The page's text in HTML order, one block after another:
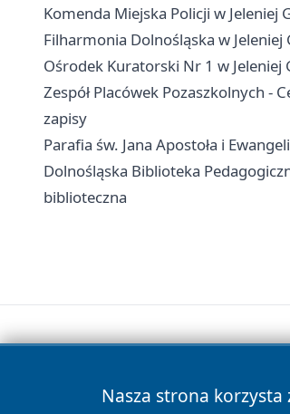
Komenda Miejska Policji w
Filharmonia Dolnośląska w
Ośrodek Kuratorski Nr 1 w
Zespół Placówek Pozaszkolnych -
zapisy
Parafia św. Jana Apostoła i
Dolnośląska Biblioteka
biblioteczna
Nasza strona